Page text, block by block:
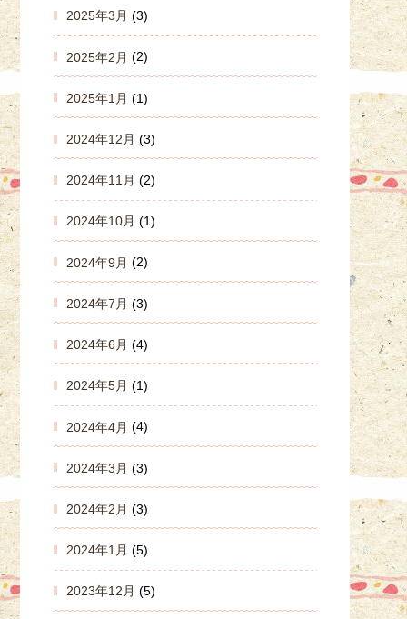
2025年3月 (3)
2025年2月 (2)
2025年1月 (1)
2024年12月 (3)
2024年11月 (2)
2024年10月 (1)
2024年9月 (2)
2024年7月 (3)
2024年6月 (4)
2024年5月 (1)
2024年4月 (4)
2024年3月 (3)
2024年2月 (3)
2024年1月 (5)
2023年12月 (5)